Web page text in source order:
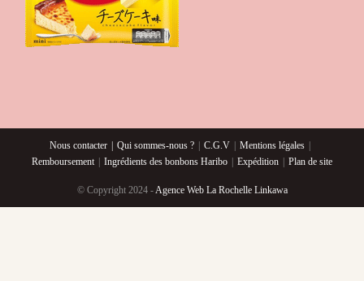
Nous contacter Qui sommes-nous ? C.G.V
Mentions légales
Remboursement
Ingrédients des bonbons Haribo Expédition Plan de site
© Copyright 2024 - Agence Web La Rochelle Linkawa